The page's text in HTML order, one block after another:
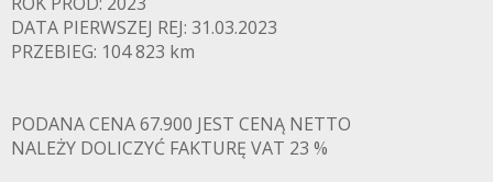
DATA PIERWSZEJ REJ: 31.03.2023
PRZEBIEG: 104 823 km
PODANA CENA 67.900 JEST CENĄ NETTO
NALEŻY DOLICZYĆ FAKTURĘ VAT 23 %